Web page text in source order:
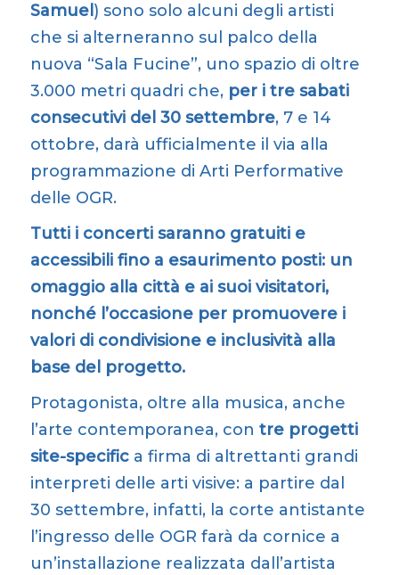
Samuel ) sono solo alcuni degli artisti
che si alterneranno sul palco della
nuova “Sala Fucine”, uno spazio di oltre
3.000 metri quadri che, per i tre sabati
consecutivi del 30 settembre, 7 e 14
ottobre, darà ufficialmente il via alla
programmazione di Arti Performative
delle OGR.
Tutti i concerti saranno gratuiti e
accessibili fino a esaurimento posti: un
omaggio alla città e ai suoi visitatori,
nonché l’occasione per promuovere i
valori di condivisione e inclusività alla
base del progetto.
Protagonista, oltre alla musica, anche
l’arte contemporanea, con tre progetti
site-specifica firma di altrettanti grandi
interpreti delle arti visive: a partire dal
30 settembre, infatti, la corte antistante
l’ingresso delle OGR farà da cornice a
un’installazione realizzata dall’artista